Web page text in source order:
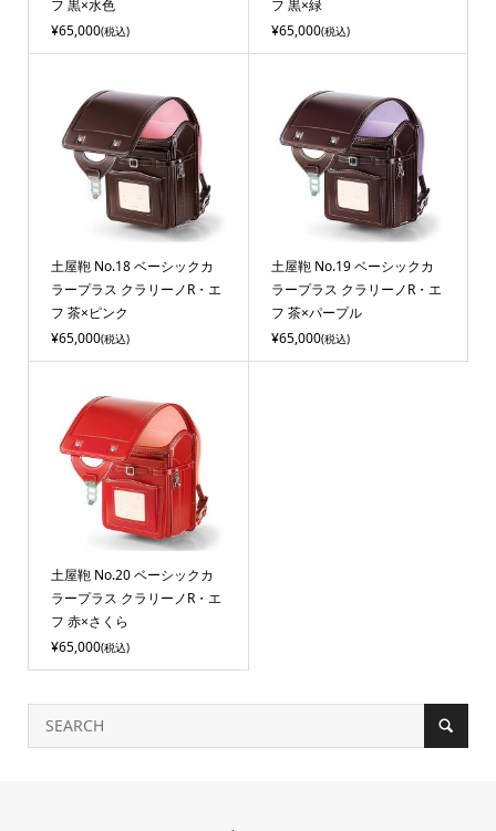
フ 黒×水色
¥65,000(税込)
フ 黒×緑
¥65,000(税込)
土屋鞄 No.18 ベーシックカ
ラープラス クラリーノR・エ
フ 茶×ピンク
¥65,000(税込)
土屋鞄 No.19 ベーシックカ
ラープラス クラリーノR・エ
フ 茶×パープル
¥65,000(税込)
土屋鞄 No.20 ベーシックカ
ラープラス クラリーノR・エ
フ 赤×さくら
¥65,000(税込)